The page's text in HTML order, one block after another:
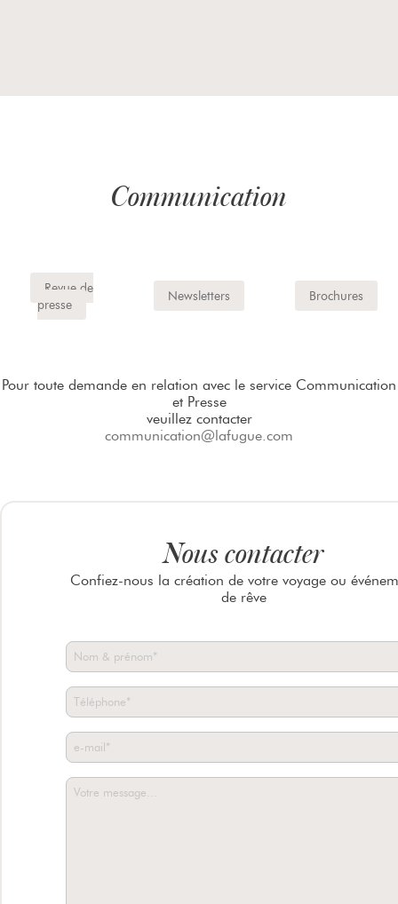
Communication
Revue de
presse
Newsletters Brochures
Pour toute demande en relation avec le service Communication
et Presse
veuillez contacter
communication@lafugue.com
Nous contacter
Confiez-nous la création de votre voyage ou
de rêve